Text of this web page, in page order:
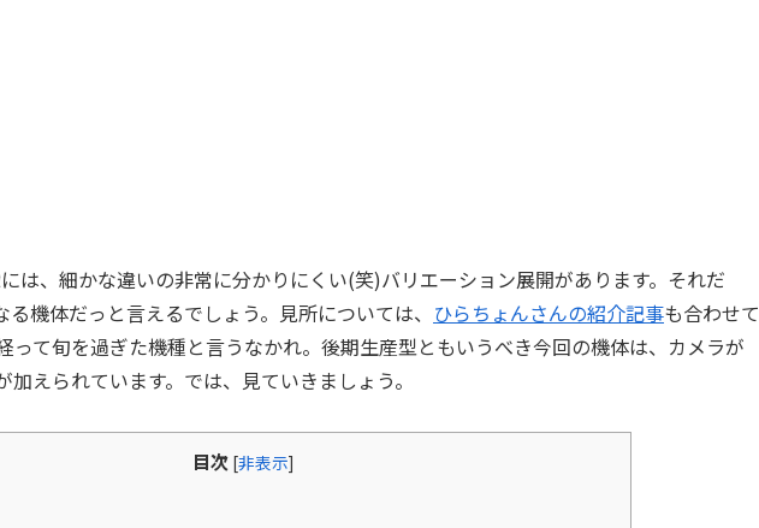
は、細かな違いの非常に分かりにくい(笑)バリエーション展開があります。それだ
機体だっと言えるでしょう。見所については、 ひらちょんさんの紹介記事も合わせて
って旬を過ぎた機種と言うなかれ。後期生産型ともいうべき今回の機体は、カメラが
えられています。では、見ていきましょう。
目次 [非表示]